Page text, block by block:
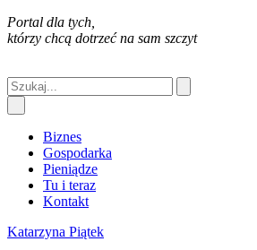
Portal dla tych,
którzy chcą dotrzeć na sam szczyt
Biznes
Gospodarka
Pieniądze
Tu i teraz
Kontakt
Katarzyna Piątek